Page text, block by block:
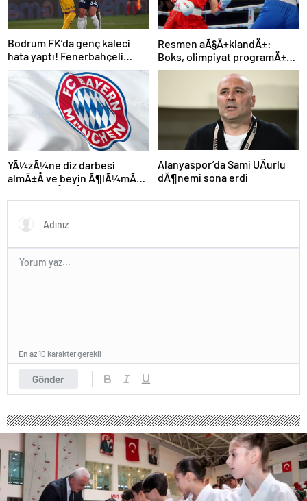
Bodrum FK’da genç kaleci
hata yaptı! Fenerbahçeli
futbolcular teselli etti
Resmen aÃ§Ä±klandÄ±:
Boks, olimpiyat programÄ±na
dahil edildi
YÃ¼zÃ¼ne diz darbesi
almÄ±Å ve beyin Ã¶lÃ¼mÃ¼
MÃ¼nih DÃ¼nya
KarmasÄ±’nÄ±n genÃ§
futbolcusu hayatÄ±nÄ±
Alanyaspor’da Sami UÄurlu
dÃ¶nemi sona erdi
Gönder
En az 10 karakter gerekli